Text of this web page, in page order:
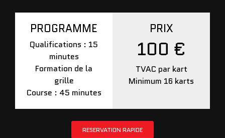
PROGRAMME
Qualifications : 15
minutes
Formation de la
grille
Course : 45 minutes
PRIX
100 €
TVAC par kart
Minimum 16 karts
RESERVATION RAPIDE